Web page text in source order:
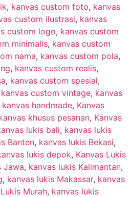
, kanvas custom foto, kanvas
custom ilustrasi, kanvas
custom logo, kanvas custom
minimalis, kanvas custom
nama, kanvas custom pola,
, kanvas custom realis,
, kanvas custom spesial,
kanvas custom vintage, kanvas
kanvas handmade, Kanvas
khusus pesanan, Kanvas
lukis bali, kanvas lukis
Banten, kanvas lukis Bekasi,
lukis depok, Kanvas Lukis
Jawa, kanvas lukis Kalimantan,
, kanvas lukis Makassar, kanvas
Murah, kanvas lukis